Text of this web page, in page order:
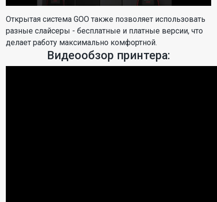
Открытая система GOO также позволяет использовать
разные слайсеры - бесплатные и платные версии, что
делает работу максимально комфортной.
Видеообзор принтера: